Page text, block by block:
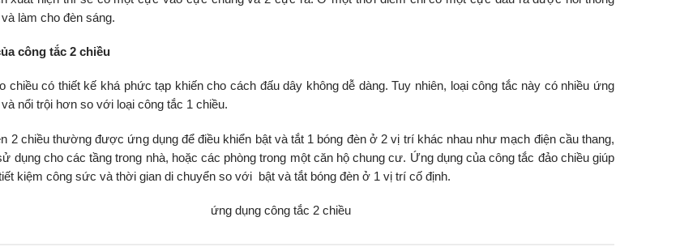
làm cho đèn sáng.
công tắc 2 chiều
chiều có thiết kế khá phức tạp khiến cho cách đấu dây không dễ dàng. Tuy nhiên, loại công tắc này có nhiều ứng
nổi trội hơn so với loại công tắc 1 chiều.
2 chiều thường được ứng dụng để điều khiển bật và tắt 1 bóng đèn ở 2 vị trí khác nhau như mạch điện cầu thang,
dụng cho các tầng trong nhà, hoặc các phòng trong một căn hộ chung cư. Ứng dụng của công tắc đảo chiều giúp
kiệm công sức và thời gian di chuyển so với bật và tắt bóng đèn ở 1 vị trí cố định.